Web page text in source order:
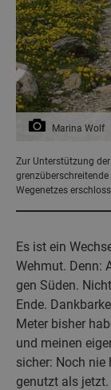
Marina Wolf
Zur Unterstützung
Wegenetzes
Es ist ein
Wehmut. Denn:
gen Süden.
Ende.
Meter bisher
und meinen
sicher: Noch nie
genutzt als jetzt.